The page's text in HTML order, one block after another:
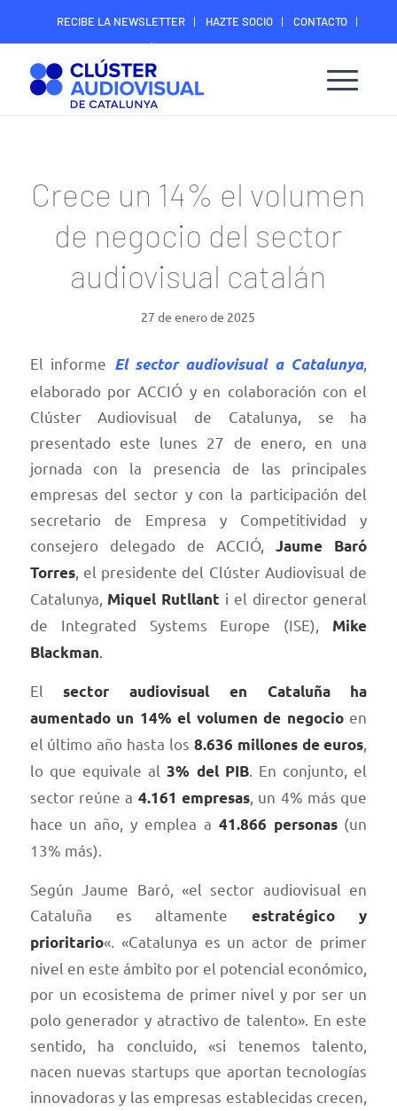
RECIBE LA NEWSLETTER HAZTE SOCIO
CONTACTO
ÁREA DIGITAL SOCIOS
Crece un 14% el volumen
de negocio del sector
audiovisual catalán
27 de enero de 2025
El informe El sector audiovisual a Catalunya,
elaborado por ACCIÓ y en colaboración con el
Clúster Audiovisual de Catalunya, se ha
presentado este lunes 27 de enero, en una
jornada con la presencia de las principales
empresas del sector y con la participación del
secretario de Empresa y Competitividad y
consejero delegado de ACCIÓ, Jaume Baró
Torres, el presidente del Clúster Audiovisual de
Catalunya, Miquel Rutllant i el director general
de Integrated Systems Europe (ISE), Mike
Blackman
Elsector audiovisual en Cataluña ha
aumentado un 14% el volumen de negocioen
el último año hasta los 8.636 millones de euros,
lo que equivale al3% del PIB. En conjunto, el
sector reúne a 4.161 empresas, un 4% más que
hace un año, y emplea a 41.866 personas(un
13% más).
Según Jaume Baró, «el sector audiovisual en
Cataluña es altamenteestratégico y
prioritario«. «Catalunya es un actor de primer
nivel en este ámbito por el potencial económico,
por un ecosistema de primer nivel y por ser un
polo generador y atractivo de talento». En este
sentido, ha concluido, «si tenemos talento,
nacen nuevas startups que aportan tecnologías
innovadoras y las empresas establecidas crecen,